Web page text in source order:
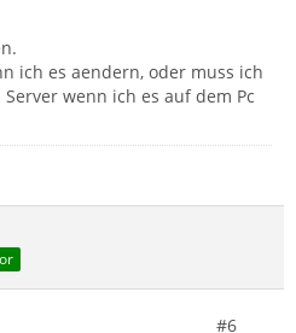
ich es aendern, oder muss ich
wenn ich es auf dem Pc
#6